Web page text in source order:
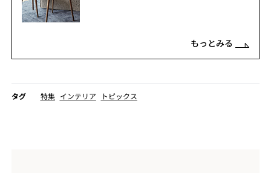
もっとみる
タグ 特集 インテリア トピックス